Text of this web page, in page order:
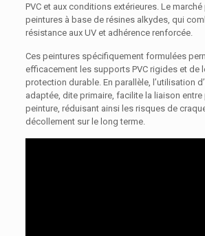
PVC et aux conditions extérieures. Le
peintures à base de résines alkydes, qui
résistance aux UV et adhérence renforcée.
Ces peintures spécifiquement formulées
efficacement les supports PVC rigides et de
protection durable. En parallèle, l’utilisation
adaptée, dite primaire, facilite la liaison
peinture, réduisant ainsi les risques de
décollement sur le long terme.